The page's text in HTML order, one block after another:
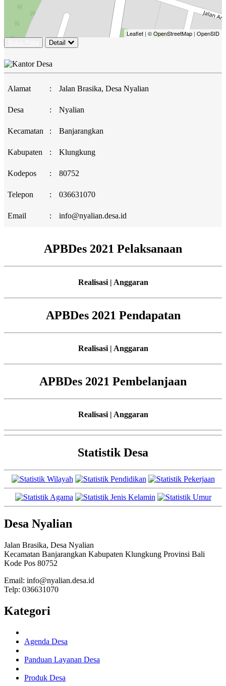
Leaflet | © OpenStreetMap | OpenSID
Detail
Alamat : Jalan Brasika, Desa Nyalian
Desa : Nyalian
Kecamatan : Banjarangkan
Kabupaten : Klungkung
Kodepos : 80752
Telepon : 036631070
Email : info@nyalian.desa.id
APBDes 2021 Pelaksanaan
Realisasi | Anggaran
APBDes 2021 Pendapatan
Realisasi | Anggaran
APBDes 2021 Pembelanjaan
Realisasi | Anggaran
Statistik Desa
Desa Nyalian
Jalan Brasika, Desa Nyalian
Kecamatan Banjarangkan Kabupaten Klungkung Provinsi Bali
Kode Pos 80752
Email: info@nyalian.desa.id
Telp: 036631070
Kategori
Agenda Desa
Panduan Layanan Desa
Produk Desa